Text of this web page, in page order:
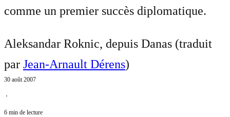
comme un premier succès diplomatique.
Aleksandar Roknic, depuis Danas (traduit
par Jean-Arnault Dérens)
30 août 2007
⋅
6 min de lecture